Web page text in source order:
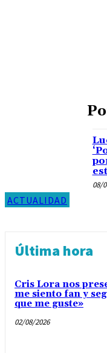
ACTUALIDAD
08/
Última hora
Cris Lora nos
me siento fan y
que me guste»
02/08/2026